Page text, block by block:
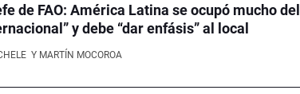
de FAO: América Latina se ocupó mucho del
y debe “dar enfásis” al local
Y MARTÍN MOCOROA